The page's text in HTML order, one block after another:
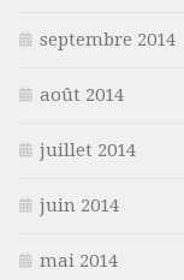
septembre 2014
août 2014
juillet 2014
juin 2014
mai 2014